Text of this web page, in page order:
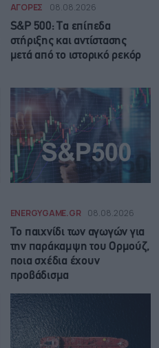
ΑΓΟΡΕΣ 08.08.2026
S&P 500: Τα επίπεδα
στήριξης και αντίστασης
μετά από το ιστορικό ρεκόρ
ENERGYGAME.GR 08.08.2026
Το παιχνίδι των αγωγών για
την παράκαμψη του Ορμούζ,
ποια σχέδια έχουν
προβάδισμα